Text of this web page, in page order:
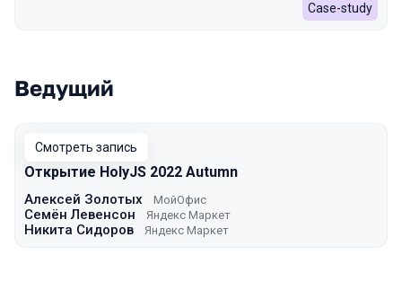
Case-study
Ведущий
Смотреть запись
Открытие HolyJS 2022 Autumn
Алексей Золотых МойОфис
Семён Левенсон Яндекс Маркет
Никита Сидоров Яндекс Маркет